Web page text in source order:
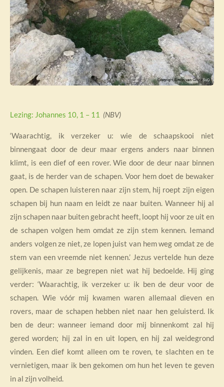
Lezing: Johannes 10, 1 – 11 (NBV)
‘Waarachtig, ik verzeker u: wie de schaapskooi niet
binnengaat door de deur maar ergens anders naar binnen
klimt, is een dief of een rover. Wie door de deur naar binnen
gaat, is de herder van de schapen. Voor hem doet de bewaker
open. De schapen luisteren naar zijn stem, hij roept zijn eigen
schapen bij hun naam en leidt ze naar buiten. Wanneer hij al
zijn schapen naar buiten gebracht heeft, loopt hij voor ze uit en
de schapen volgen hem omdat ze zijn stem kennen. Iemand
anders volgen ze niet, ze lopen juist van hem weg omdat ze de
stem van een vreemde niet kennen.’ Jezus vertelde hun deze
gelijkenis, maar ze begrepen niet wat hij bedoelde. Hij ging
verder: ‘Waarachtig, ik verzeker u: ik ben de deur voor de
schapen. Wie vóór mij kwamen waren allemaal dieven en
rovers, maar de schapen hebben niet naar hen geluisterd. Ik
ben de deur: wanneer iemand door mij binnenkomt zal hij
gered worden; hij zal in en uit lopen, en hij zal weidegrond
vinden. Een dief komt alleen om te roven, te slachten en te
vernietigen, maar ik ben gekomen om hun het leven te geven
in al zijn volheid.